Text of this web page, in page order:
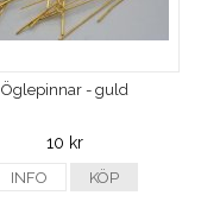
Öglepinnar - guld
10 kr
INFO KÖP